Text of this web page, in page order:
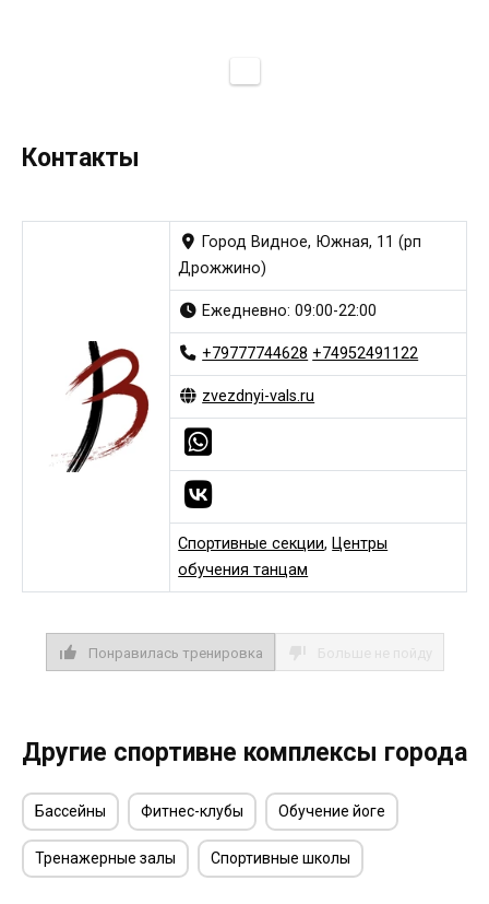
Контакты
Город Видное, Южная, 11 (рп
Дрожжино)
Ежедневно: 09:00-22:00
+79777744628 +74952491122
zvezdnyi-vals.ru
Спортивные секции, Центры
обучения танцам
Понравилась тренировка
Другие спортивне комплексы города
Бассейны Фитнес-клубы Обучение йоге
Тренажерные залы Спортивные школы